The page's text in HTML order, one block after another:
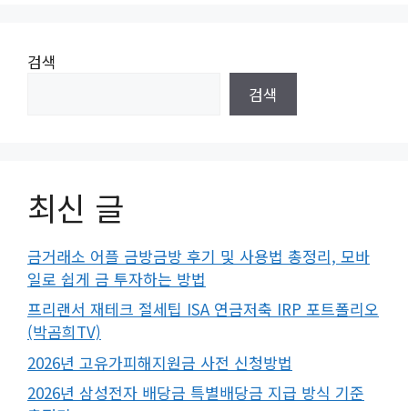
검색
검색
최신 글
금거래소 어플 금방금방 후기 및 사용법 총정리, 모바
일로 쉽게 금 투자하는 방법
프리랜서 재테크 절세팁 ISA 연금저축 IRP 포트폴리오
(박곰희TV)
2026년 고유가피해지원금 사전 신청방법
2026년 삼성전자 배당금 특별배당금 지급 방식 기준